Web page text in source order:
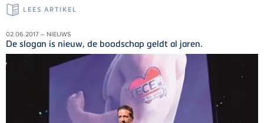
LEES ARTIKEL
02.06.2017 – NIEUWS
De slogan is nieuw, de boodschap geldt al jaren.